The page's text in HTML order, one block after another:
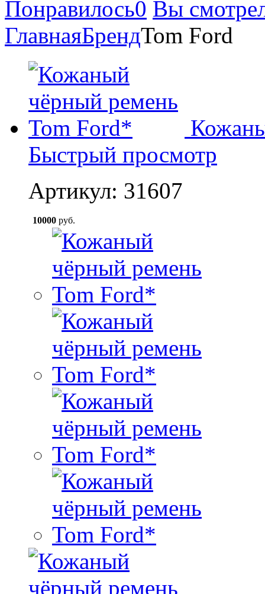
Понравилось0 Вы
ГлавнаяБрендTom Ford
Быстрый просмотр
Артикул: 31607
10000 руб.